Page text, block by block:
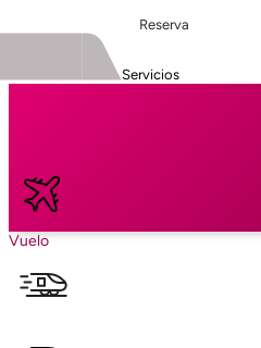
Reserva
Servicios
Vuelo